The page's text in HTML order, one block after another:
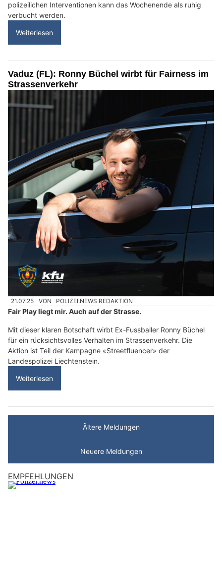
polizeilichen Interventionen kann das Wochenende als ruhig
verbucht werden.
Weiterlesen
Vaduz (FL): Ronny Büchel wirbt für Fairness im
Strassenverkehr
21.07.25 VON POLIZEI.NEWS REDAKTION
Fair Play liegt mir. Auch auf der Strasse.
Mit dieser klaren Botschaft wirbt Ex-Fussballer Ronny Büchel
für ein rücksichtsvolles Verhalten im Strassenverkehr. Die
Aktion ist Teil der Kampagne «Streetfluencer» der
Landespolizei Liechtenstein.
Weiterlesen
Ältere Meldungen
Neuere Meldungen
EMPFEHLUNGEN